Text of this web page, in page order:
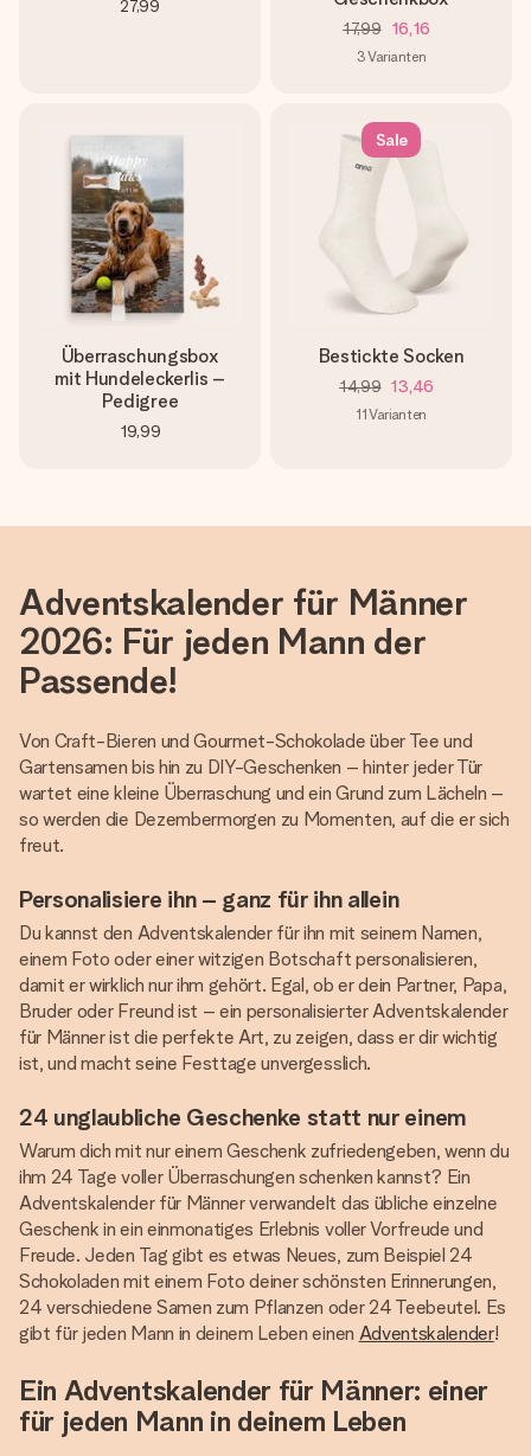
27,99
17,99 16,16
3Varianten
Überraschungsbox
mit Hundeleckerlis –
Pedigree
19,99
Sale
Bestickte Socken
14,99 13,46
11Varianten
Adventskalender für Männer
2026: Für jeden Mann der
Passende!
Von Craft-Bieren und Gourmet-Schokolade über Tee und
Gartensamen bis hin zu DIY-Geschenken – hinter jeder Tür
wartet eine kleine Überraschung und ein Grund zum Lächeln –
so werden die Dezembermorgen zu Momenten, auf die er sich
freut.
Personalisiere ihn – ganz für ihn allein
Du kannst den Adventskalender für ihn mit seinem Namen,
einem Foto oder einer witzigen Botschaft personalisieren,
damit er wirklich nur ihm gehört. Egal, ob er dein Partner, Papa,
Bruder oder Freund ist – ein personalisierter Adventskalender
für Männer ist die perfekte Art, zu zeigen, dass er dir wichtig
ist, und macht seine Festtage unvergesslich.
24 unglaubliche Geschenke statt nur einem
Warum dich mit nur einem Geschenk zufriedengeben, wenn du
ihm 24 Tage voller Überraschungen schenken kannst? Ein
Adventskalender für Männer verwandelt das übliche einzelne
Geschenk in ein einmonatiges Erlebnis voller Vorfreude und
Freude. Jeden Tag gibt es etwas Neues, zum Beispiel 24
Schokoladen mit einem Foto deiner schönsten Erinnerungen,
24 verschiedene Samen zum Pflanzen oder 24 Teebeutel. Es
gibt für jeden Mann in deinem Leben einen Adventskalender!
Ein Adventskalender für Männer: einer
für jeden Mann in deinem Leben